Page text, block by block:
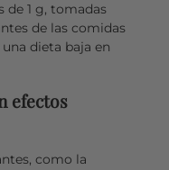
de 1 g, tomadas
de las comidas
dieta baja en
efectos
como la